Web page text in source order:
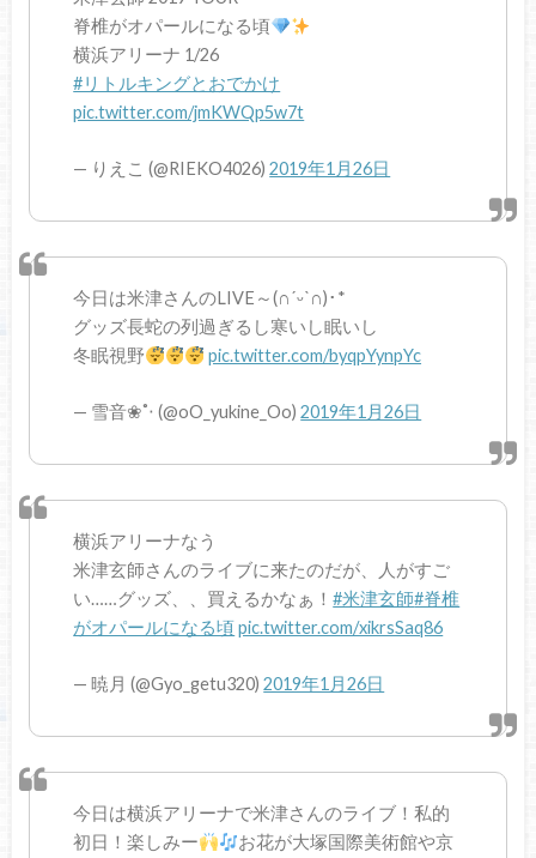
脊椎がオパールになる頃
横浜アリーナ 1/26
#リトルキングとおでかけ
pic.twitter.com/jmKWQp5w7t
— りえこ (@RIEKO4026)2019年1月26日
今日は米津さんのLIVE～(∩ˊᵕˋ∩)･*
グッズ長蛇の列過ぎるし寒いし眠いし
冬眠視野
pic.twitter.com/byqpYynpYc
— 雪音❀˚‧ (@oO_yukine_Oo)2019年1月26日
横浜アリーナなう
米津玄師さんのライブに来たのだが、人がすご
い……グッズ、、買えるかなぁ！#米津玄師#脊椎
がオパールになる頃pic.twitter.com/xikrsSaq86
— 暁月 (@Gyo_getu320)2019年1月26日
今日は横浜アリーナで米津さんのライブ！私的
初日！楽しみー
お花が大塚国際美術館や京